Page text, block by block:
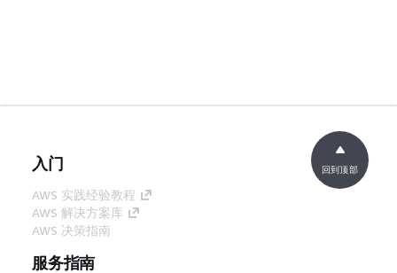
入门
AWS 实践经验教程
AWS 解决方案库
AWS 决策指南
服务指南
回到顶部